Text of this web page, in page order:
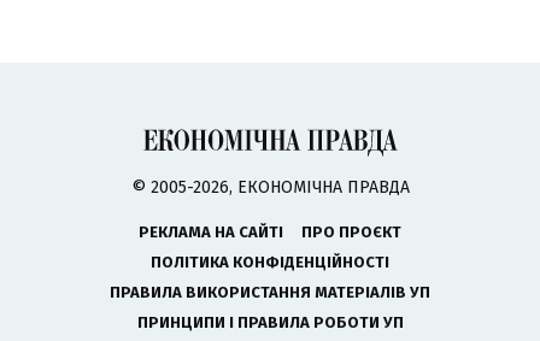
© 2005-2026, ЕКОНОМІЧНА ПРАВДА
РЕКЛАМА НА САЙТІ
ПРО ПРОЄКТ
ПОЛІТИКА КОНФІДЕНЦІЙНОСТІ
ПРАВИЛА ВИКОРИСТАННЯ МАТЕРІАЛІВ УП
ПРИНЦИПИ І ПРАВИЛА РОБОТИ УП